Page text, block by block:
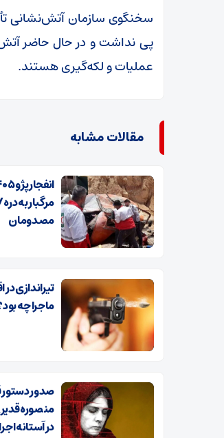
سخنگوی سازمان آتش‌نشانی
پی نداشت و در حال حاضر
عملیات و لکه‌گیری هستند.
مقالات مشابه
مرگبار به
مصدومان
تیراندازی
ماجرا چه
صدور
منصوره
در آستانه